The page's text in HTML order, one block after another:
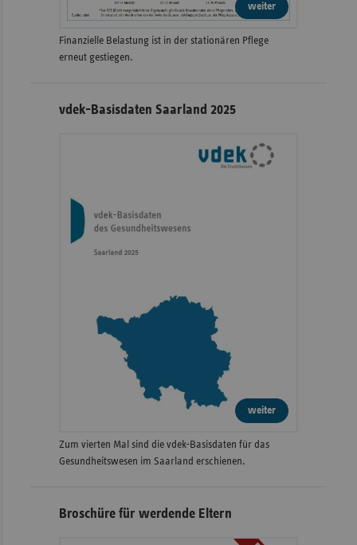
weiter
Finanzielle Belastung ist in der stationären Pflege
erneut gestiegen.
vdek-Basisdaten Saarland 2025
weiter
Zum vierten Mal sind die vdek-Basisdaten für das
Gesundheitswesen im Saarland erschienen.
Broschüre für werdende Eltern